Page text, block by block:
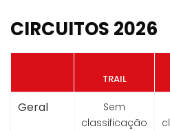
CIRCUITOS 2026
TRAIL
Geral
Sem
classificação